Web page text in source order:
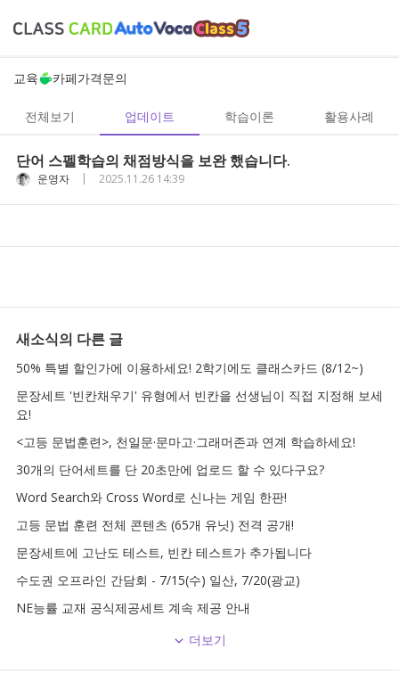
교육 카페가격문의
전체보기 업데이트 학습이론 활용사례
단어 스펠학습의 채점방식을 보완 했습니다.
운영자 | 2025.11.26 14:39
새소식의 다른 글
50% 특별 할인가에 이용하세요! 2학기에도 클래스카드 (8/12~)
문장세트 '빈칸채우기' 유형에서 빈칸을 선생님이 직접 지정해 보세
요!
<고등 문법훈련>, 천일문·문마고·그래머존과 연계 학습하세요!
30개의 단어세트를 단 20초만에 업로드 할 수 있다구요?
Word Search와 Cross Word로 신나는 게임 한판!
고등 문법 훈련 전체 콘텐츠 (65개 유닛) 전격 공개!
문장세트에 고난도 테스트, 빈칸 테스트가 추가됩니다
수도권 오프라인 간담회 - 7/15(수) 일산, 7/20(광교)
NE능률 교재 공식제공세트 계속 제공 안내
더보기